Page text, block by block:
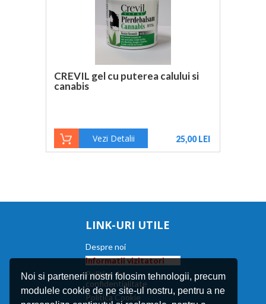
Noi si partenerii nostri folosim tehnologii, precum
modulele cookie de pe site-ul nostru, pentru a ne
CREVIL gel cu puterea calului si
canabis
Vezi Detalii 25,00 LEI
LINK-URI UTILE
Despre noi
Informatii vizitatori
Politica de
confidentialitate
Politica Cookie